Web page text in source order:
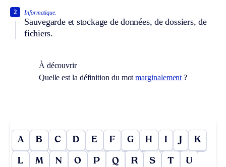
Informatique.
Sauvegarde et stockage de données, de dossiers, de
fichiers.
2
À découvrir
Quelle est la définition du motmarginalement ?
A B C D E F G H I J K
L M N O P Q R S T U